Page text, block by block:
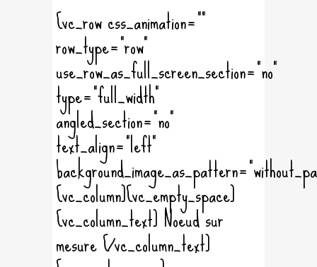
[vc_row css_animation=""
row_type="row"
use_row_as_full_screen_section="no"
type="full_width"
angled_section="no"
text_align="left"
[vc_column][vc_empty_space]
[vc_column_text] Noeud sur
mesure [/vc_column_text]